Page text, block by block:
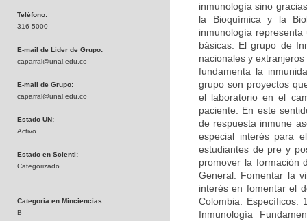
Teléfono:
316 5000
E-mail de Líder de Grupo:
caparral@unal.edu.co
E-mail de Grupo:
caparral@unal.edu.co
Estado UN:
Activo
Estado en Scienti:
Categorizado
Categoría en Minciencias:
B
inmunología sino
la Bioquímica y la
inmunología
básicas. El grupo de
nacionales y
fundamenta la
grupo son proyectos
el laboratorio en el
paciente. En este
de respuesta inmune
especial interés para
estudiantes de pre y
promover la formación
General: Fomentar la
interés en fomentar el
Colombia. Específicos:
Inmunología